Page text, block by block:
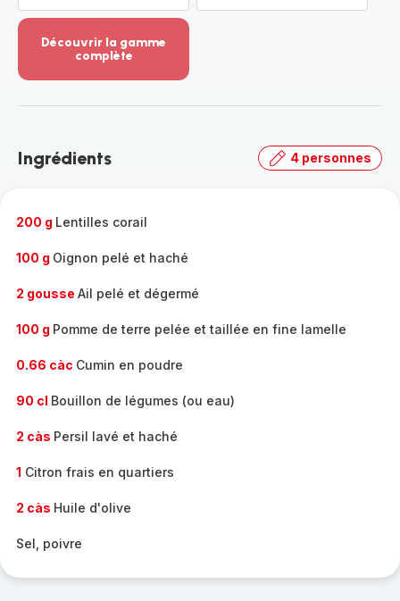
Découvrir la gamme
complète
-
gamme
Ingrédients 4 personnes
200 g Lentilles corail
100 g Oignon pelé et haché
2 gousse Ail pelé et dégermé
100 g Pomme de terre pelée et taillée en fine lamelle
0.66 càc Cumin en poudre
90 cl Bouillon de légumes (ou eau)
2 càs Persil lavé et haché
1 Citron frais en quartiers
2 càs Huile d'olive
Sel, poivre